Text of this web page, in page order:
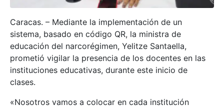
Caracas. – Mediante la implementación de un
sistema, basado en código QR, la ministra de
educación del narcorégimen, Yelitze Santaella,
prometió vigilar la presencia de los docentes en las
instituciones educativas, durante este inicio de
clases.
«Nosotros vamos a colocar en cada institución